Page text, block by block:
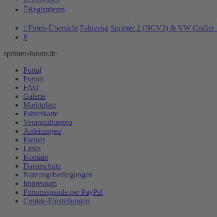
Registrieren
Foren-Übersicht Fahrzeug Sprinter 2 (NCV3) & VW Crafter
Suche
sprinter-forum.de
Portal
Forum
FAQ
Galerie
Marktplatz
Fahrerkarte
Veranstaltungen
Anleitungen
Partner
Links
Kontakt
Datenschutz
Nutzungsbedingungen
Impressum
Forumsspende per PayPal
Cookie-Einstellungen